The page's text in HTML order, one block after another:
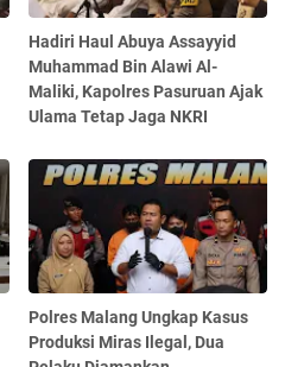
Hadiri Haul Abuya Assayyid
Muhammad Bin Alawi Al-
Maliki, Kapolres Pasuruan Ajak
Ulama Tetap Jaga NKRI
Polres Malang Ungkap Kasus
Produksi Miras Ilegal, Dua